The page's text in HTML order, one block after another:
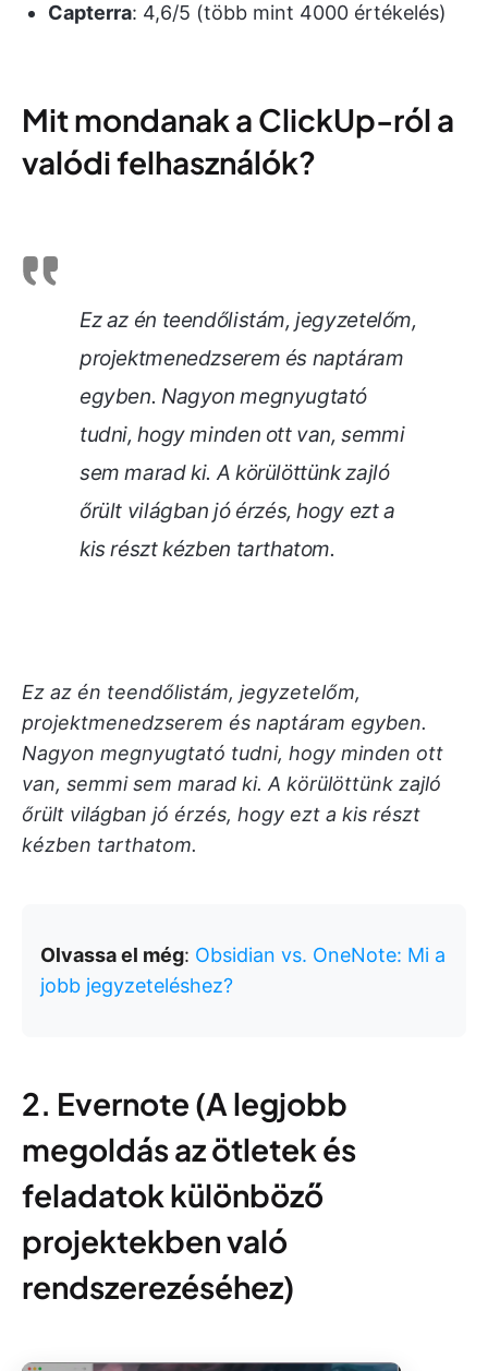
Capterra: 4,6/5 (több mint 4000 értékelés)
Mit mondanak a ClickUp-ról a
valódi felhasználók?
Ez az én teendőlistám, jegyzetelőm,
projektmenedzserem és naptáram
egyben. Nagyon megnyugtató
tudni, hogy minden ott van, semmi
sem marad ki. A körülöttünk zajló
őrült világban jó érzés, hogy ezt a
kis részt kézben tarthatom.
Ez az én teendőlistám, jegyzetelőm,
projektmenedzserem és naptáram egyben.
Nagyon megnyugtató tudni, hogy minden ott
van, semmi sem marad ki. A körülöttünk zajló
őrült világban jó érzés, hogy ezt a kis részt
kézben tarthatom.
Olvassa el még: Obsidian vs. OneNote: Mi a
jobb jegyzeteléshez?
2. Evernote (A legjobb
megoldás az ötletek és
feladatok különböző
projektekben való
rendszerezéséhez)